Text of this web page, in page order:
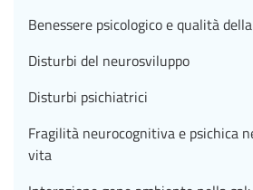
Benessere psicologico e qualità
Disturbi del neurosviluppo
Disturbi psichiatrici
Fragilità neurocognitiva e psichica
vita